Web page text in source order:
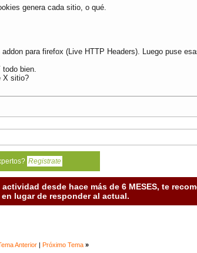
genera cada sitio, o qué.
para firefox (Live HTTP Headers). Luego puse
bien.
X sitio?
Registrate
desde hace más de 6 MESES, te
en lugar de responder al actual.
Anterior Próximo Tema »